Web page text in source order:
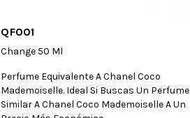
QF001
Change 50 Ml
Perfume Equivalente A Chanel Coco
Mademoiselle. Ideal Si Buscas Un Perfume
Similar A Chanel Coco Mademoiselle A Un